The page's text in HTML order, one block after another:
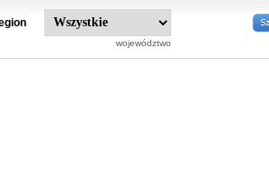
województwo